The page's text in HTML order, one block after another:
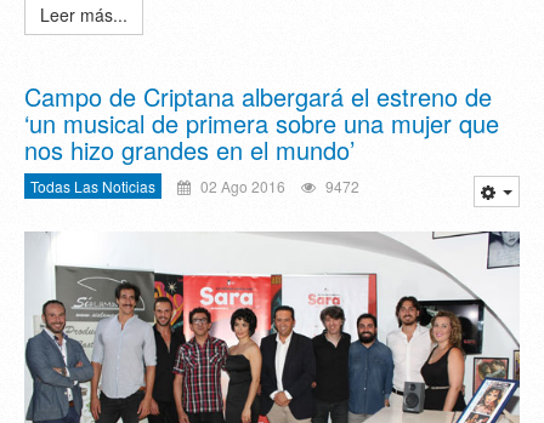
Leer más...
Campo de Criptana albergará el estreno de
‘un musical de primera sobre una mujer que
nos hizo grandes en el mundo’
Todas Las Noticias 02 Ago 2016 9472